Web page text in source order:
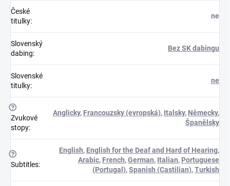
České
titulky:
ne
Slovenský
dabing:
Bez SK dabingu
Slovenské
titulky:
ne
?
Zvukové
stopy:
Anglicky, Francouzsky (evropská), Italsky, Německy,
Španělsky
?
Subtitles:
English, English for the Deaf and Hard of Hearing,
Arabic, French,German, Italian, Portuguese
(Portugal),Spanish (Castilian),Turkish